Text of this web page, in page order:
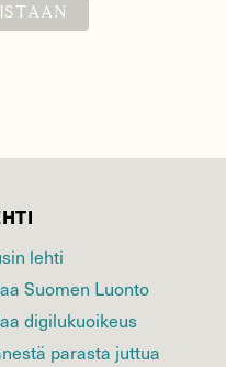
lehti
Suomen Luonto
digilukuoikeus
parasta juttua